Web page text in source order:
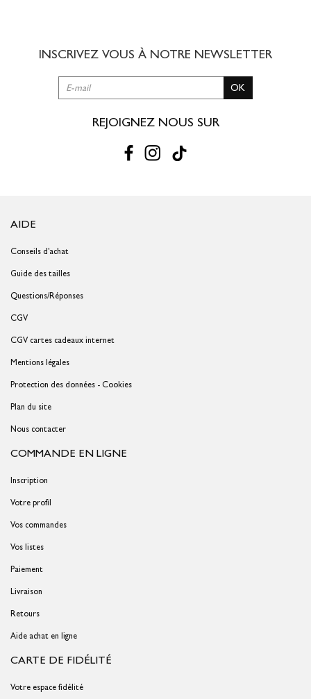
RETOUR SIMPLE SOUS 30 JOURS :
Vous avez changé d'avis ?
Retournez vos achats gratuitement en
livraison/retour disponible dans votre compte client (rubrique "Mes
Gagnez du temps en échangeant votre produit
INSCRIVEZ VOUS À NOTRE NEWSLETTER
OK
REJOIGNEZ NOUS SUR
AIDE
Conseils d'achat
Guide des tailles
Questions/Réponses
CGV
CGV cartes cadeaux internet
Mentions légales
Protection des données - Cookies
Plan du site
Nous contacter
COMMANDE EN LIGNE
Inscription
Votre profil
Vos commandes
Vos listes
Paiement
Livraison
Retours
Aide achat en ligne
CARTE DE FIDÉLITÉ
Votre espace fidélité